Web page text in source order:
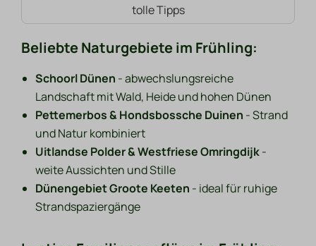
tolle Tipps
Beliebte Naturgebiete im Frühling:
Schoorl Dünen - abwechslungsreiche
Landschaft mit Wald, Heide und hohen Dünen
Pettemerbos & Hondsbossche Duinen - Strand
und Natur kombiniert
Uitlandse Polder & Westfriese Omringdijk-
weite Aussichten und Stille
Dünengebiet Groote Keeten - ideal für ruhige
Strandspaziergänge